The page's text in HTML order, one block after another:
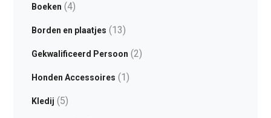
Boeken (4)
Borden en plaatjes (13)
Gekwalificeerd Persoon (2)
Honden Accessoires (1)
Kledij (5)